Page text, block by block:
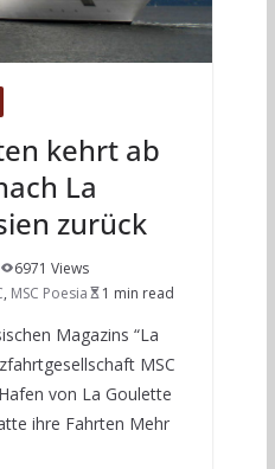
kehrt ab
La
zurück
6971 Views
, MSC Poesia 1 min read
Magazins “La
MSC
von La Goulette
ihre Fahrten Mehr